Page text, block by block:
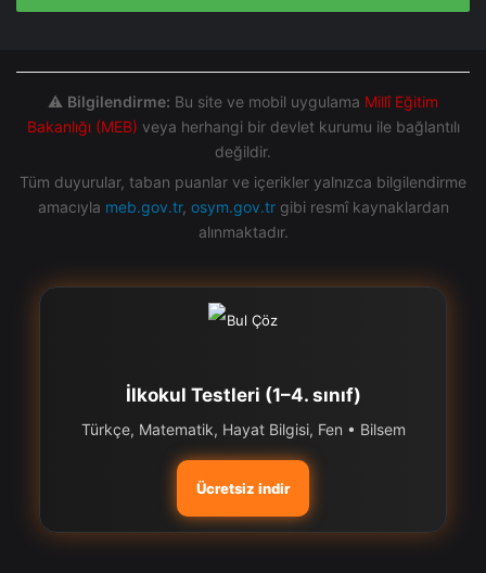
⚠️ Bilgilendirme: Bu site ve mobil uygulama Millî Eğitim
Bakanlığı (MEB) veya herhangi bir devlet kurumu ile bağlantılı
değildir.
Tüm duyurular, taban puanlar ve içerikler yalnızca bilgilendirme
amacıyla meb.gov.tr, osym.gov.trgibi resmî kaynaklardan
alınmaktadır.
İlkokul Testleri (1–4. sınıf)
Türkçe, Matematik, Hayat Bilgisi, Fen • Bilsem
Ücretsiz indir